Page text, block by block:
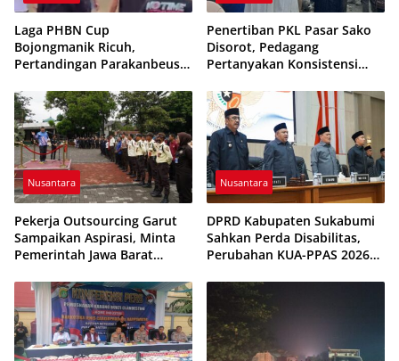
Laga PHBN Cup
Bojongmanik Ricuh,
Pertandingan Parakanbeusi
Dihentikan
Penertiban PKL Pasar Sako
Disorot, Pedagang
Pertanyakan Konsistensi
Pungutan
Nusantara
Pekerja Outsourcing Garut
Sampaikan Aspirasi, Minta
Pemerintah Jawa Barat
Nusantara
DPRD Kabupaten Sukabumi
Sahkan Perda Disabilitas,
Perubahan KUA-PPAS 2026